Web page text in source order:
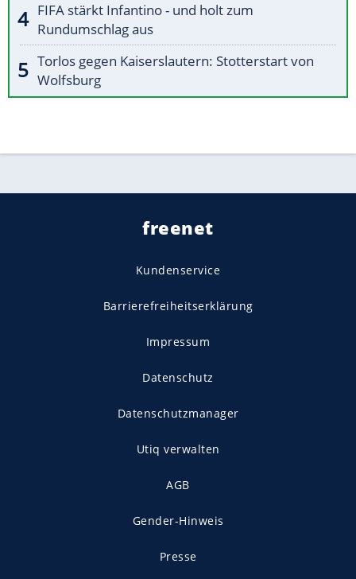
FIFA stärkt Infantino - und holt zum
Rundumschlag aus
Torlos gegen Kaiserslautern: Stotterstart von
Wolfsburg
freenet
Kundenservice
Barrierefreiheitserklärung
Impressum
Datenschutz
Datenschutzmanager
Utiq verwalten
AGB
Gender-Hinweis
Presse